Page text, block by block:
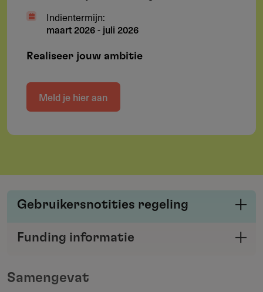
Indientermijn:
maart 2026- juli 2026
Realiseer jouw ambitie
Meld je hier aan
Samengevat
Gebruikersnotities regeling
verstrekker met de Fondswervingonline
Funding informatie